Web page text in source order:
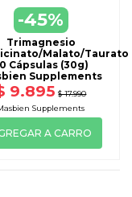
-45%
Trimagnesio
Malato/Taurato
Cápsulas (30g)
Supplements
9.895 $ 17.990
Supplements
A CARRO